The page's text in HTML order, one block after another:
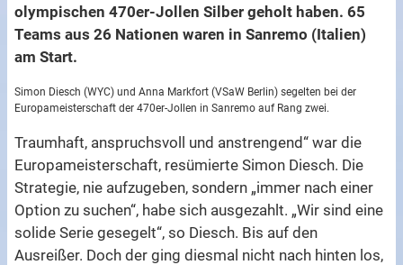
olympischen 470er-Jollen Silber geholt haben. 65
Teams aus 26 Nationen waren in Sanremo (Italien)
am Start.
Simon Diesch (WYC) und Anna Markfort (VSaW Berlin) segelten bei der
Europameisterschaft der 470er-Jollen in Sanremo auf Rang zwei.
Traumhaft, anspruchsvoll und anstrengend“ war die
Europameisterschaft, resümierte Simon Diesch. Die
Strategie, nie aufzugeben, sondern „immer nach einer
Option zu suchen“, habe sich ausgezahlt. „Wir sind eine
solide Serie gesegelt“, so Diesch. Bis auf den
Ausreißer. Doch der ging diesmal nicht nach hinten los,